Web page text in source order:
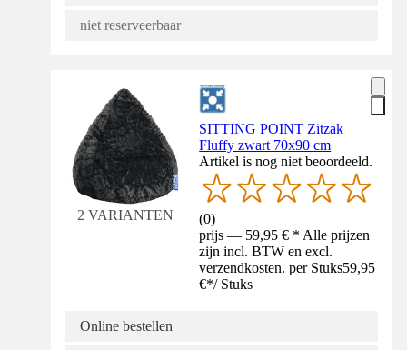
niet reserveerbaar
2 VARIANTEN
SITTING POINT Zitzak
Fluffy zwart 70x90 cm
Artikel is nog niet beoordeeld.
(0)
prijs — 59,95 € * Alle prijzen
zijn incl. BTW en excl.
verzendkosten. per Stuks59,95
€*/ Stuks
Online bestellen